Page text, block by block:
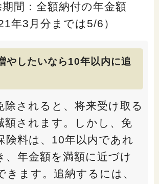
間：全額納付の年金額
年3月分までは5/6）
やしたいなら10年以内に追
除されると、将来受け取る
額されます。しかし、免
険料は、10年以内であれ
、年金額を満額に近づけ
きます。追納するには、